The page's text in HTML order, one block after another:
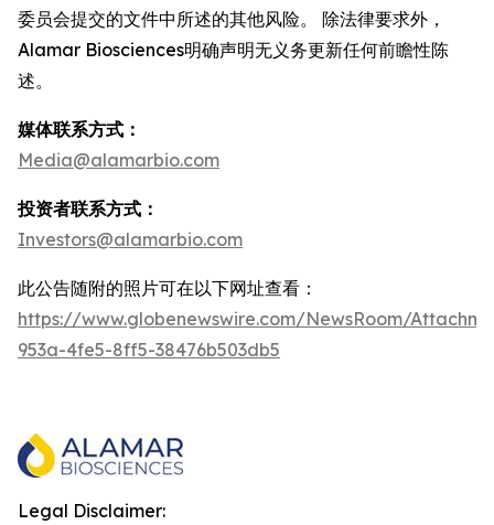
委员会提交的文件中所述的其他风险。 除法律要求外，
Alamar Biosciences明确声明无义务更新任何前瞻性陈
述。
媒体联系方式：
Media@alamarbio.com
投资者联系方式：
Investors@alamarbio.com
此公告随附的照片可在以下网址查看：
https://www.globenewswire.com/NewsRoom/
953a-4fe5-8ff5-38476b503db5
Legal Disclaimer: